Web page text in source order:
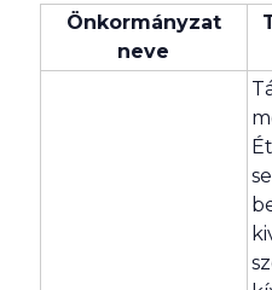
Önkormányzat
neve